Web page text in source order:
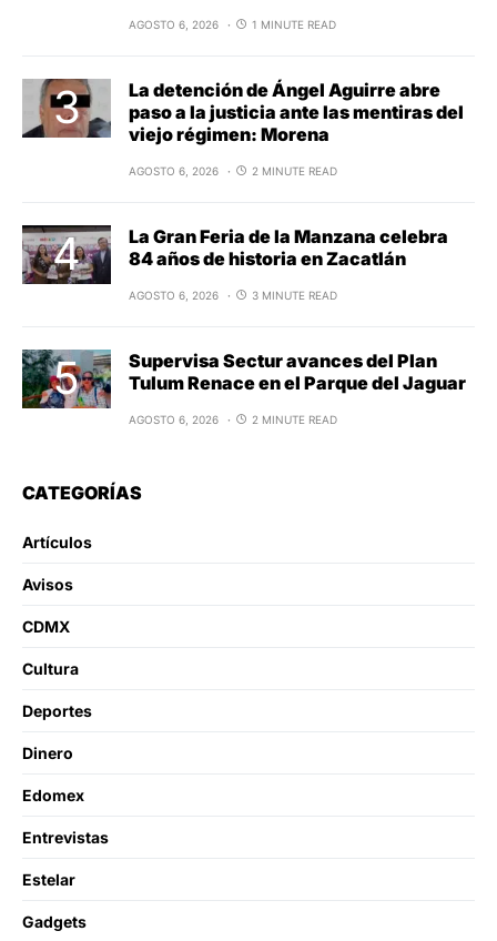
AGOSTO 6, 2026 1 MINUTE READ
La detención de Ángel Aguirre abre
paso a la justicia ante las mentiras del
viejo régimen: Morena
AGOSTO 6, 2026 2 MINUTE READ
La Gran Feria de la Manzana celebra
84 años de historia en Zacatlán
AGOSTO 6, 2026 3 MINUTE READ
Supervisa Sectur avances del Plan
Tulum Renace en el Parque del Jaguar
AGOSTO 6, 2026 2 MINUTE READ
CATEGORÍAS
Artículos
Avisos
CDMX
Cultura
Deportes
Dinero
Edomex
Entrevistas
Estelar
Gadgets